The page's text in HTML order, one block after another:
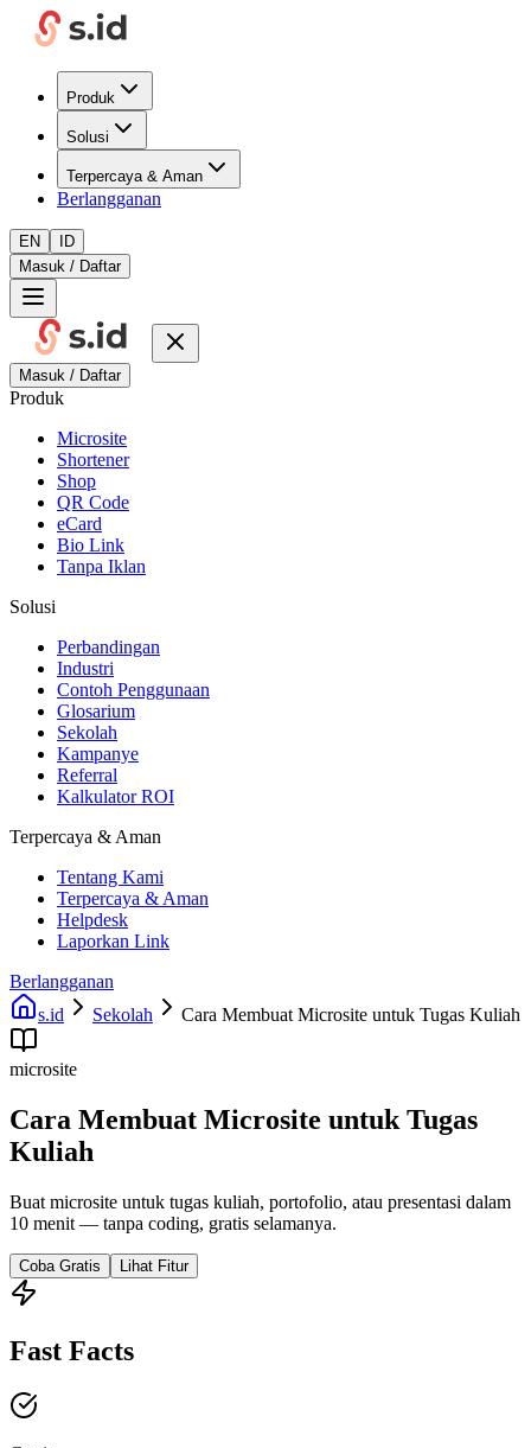
Produk
Solusi
Terpercaya & Aman
Berlangganan
EN
ID
Masuk / Daftar
Masuk / Daftar
Produk
Microsite
Shortener
Shop
QR Code
eCard
Bio Link
Tanpa Iklan
Solusi
Perbandingan
Industri
Contoh Penggunaan
Glosarium
Sekolah
Kampanye
Referral
Kalkulator ROI
Terpercaya & Aman
Tentang Kami
Terpercaya & Aman
Helpdesk
Laporkan Link
Berlangganan
s.id
Sekolah Cara Membuat Microsite untuk Tugas Kuliah
microsite
Cara Membuat Microsite untuk Tugas
Kuliah
Buat microsite untuk tugas kuliah, portofolio, atau presentasi dalam
10 menit — tanpa coding, gratis selamanya.
Coba Gratis Lihat Fitur
Fast Facts